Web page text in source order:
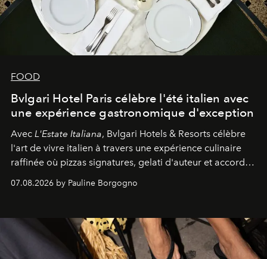
FOOD
Bvlgari Hotel Paris célèbre l'été italien avec
une expérience gastronomique d'exception
Avec L'Estate Italiana, Bvlgari Hotels & Resorts célèbre
l'art de vivre italien à travers une expérience culinaire
raffinée où pizzas signatures, gelati d'auteur et accords
07.08.2026 by Pauline Borgogno